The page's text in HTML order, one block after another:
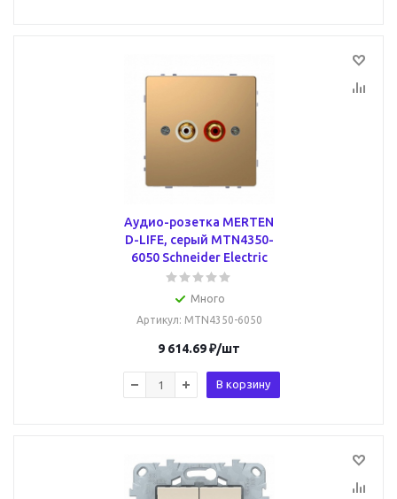
Аудио-розетка MERTEN
D-LIFE, серый MTN4350-
6050 Schneider Electric
Много
Артикул: MTN4350-6050
9 614.69₽/шт
В корзину